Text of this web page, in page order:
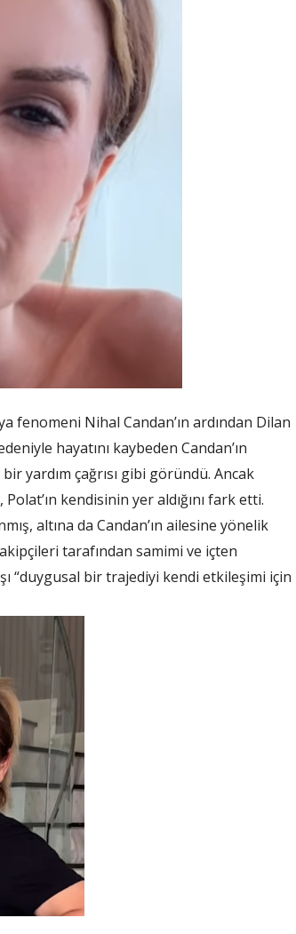
fenomeni Nihal Candan’ın ardından Dilan
hayatını kaybeden Candan’ın
yardım çağrısı gibi göründü. Ancak
kendisinin yer aldığını fark etti.
altına da Candan’ın ailesine yönelik
tarafından samimi ve içten
“duygusal bir trajediyi kendi etkileşimi için